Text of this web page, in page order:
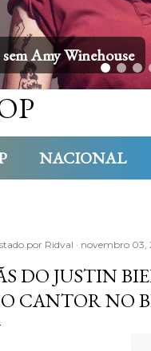
mais
NACIONAL
por Ridval novembro 03,
DO JUSTIN
CANTOR NO